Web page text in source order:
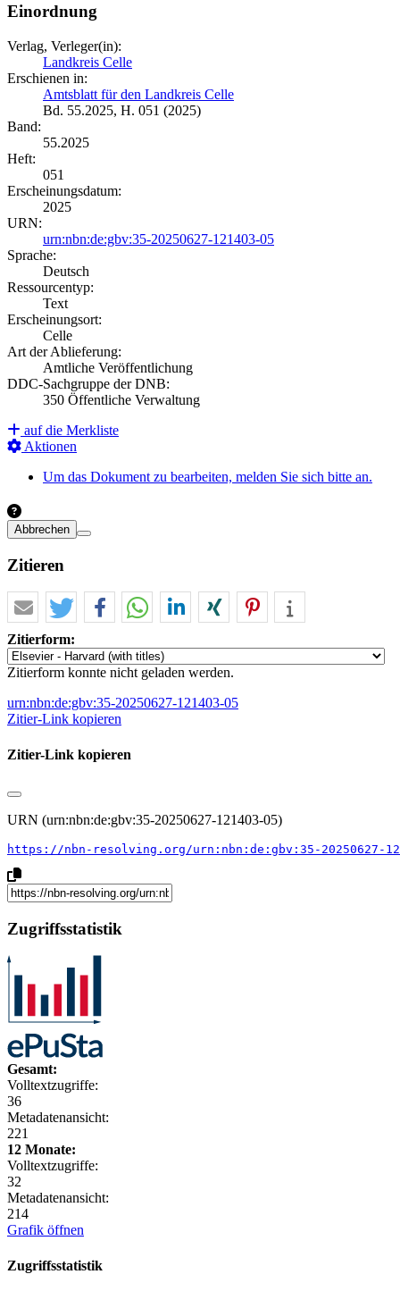
Einordnung
Verlag, Verleger(in):
Landkreis Celle
Erschienen in:
Amtsblatt für den Landkreis Celle
Bd. 55.2025, H. 051 (2025)
Band:
55.2025
Heft:
051
Erscheinungsdatum:
2025
URN:
urn:nbn:de:gbv:35-20250627-121403-05
Sprache:
Deutsch
Ressourcentyp:
Text
Erscheinungsort:
Celle
Art der Ablieferung:
Amtliche Veröffentlichung
DDC-Sachgruppe der DNB:
350 Öffentliche Verwaltung
auf die Merkliste
Aktionen
Um das Dokument zu bearbeiten, melden Sie sich bitte an.
Abbrechen
Zitieren
Zitierform:
Zitierform konnte nicht geladen werden.
urn:nbn:de:gbv:35-20250627-121403-05
Zitier-Link kopieren
Zitier-Link kopieren
URN (urn:nbn:de:gbv:35-20250627-121403-05)
https://nbn-resolving.org/urn:nbn:de:gbv:35-20250627-
Zugriffsstatistik
Gesamt:
Volltextzugriffe:
36
Metadatenansicht:
221
12 Monate:
Volltextzugriffe:
32
Metadatenansicht:
214
Grafik öffnen
Zugriffsstatistik